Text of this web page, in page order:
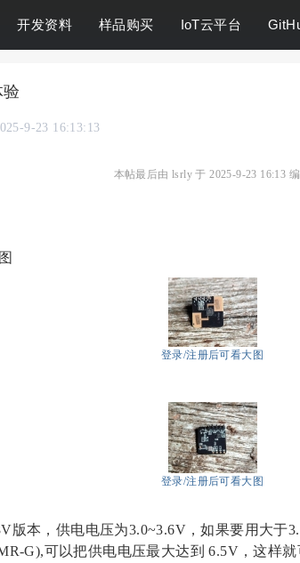
开发资料 样品购买 IoT云平台
9-23 16:13:13
本帖最后由 lsrly 于 2025-9-23 16:13
登录/注册后可看大图
登录/注册后可看大图
版本，供电电压为3.0~3.6V，如果要用大于
G),可以把供电电压最大达到 6.5V，这样